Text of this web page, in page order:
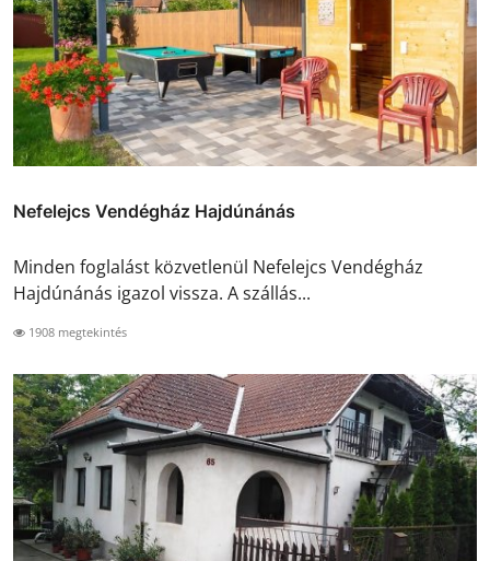
Nefelejcs Vendégház Hajdúnánás
Minden foglalást közvetlenül Nefelejcs Vendégház
Hajdúnánás igazol vissza. A szállás...
1908 megtekintés